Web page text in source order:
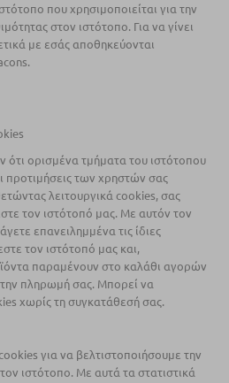
που χρησιμοποιείται για την
στον ιστότοπο. Για να γίνει
με εσάς αποθηκεύονται
ότι ορισμένα τμήματα του ιστότοπου
προτιμήσεις των χρηστών σας
λειτουργικά cookies, σας
τον ιστότοπό μας. Με αυτόν τον
επανειλημμένα τις ίδιες
τον ιστότοπό μας και,
παραμένουν στο καλάθι αγορών
πληρωμή σας. Μπορεί να
χωρίς τη συγκατάθεσή σας.
για να βελτιστοποιήσουμε την
ιστότοπο. Με αυτά τα στατιστικά